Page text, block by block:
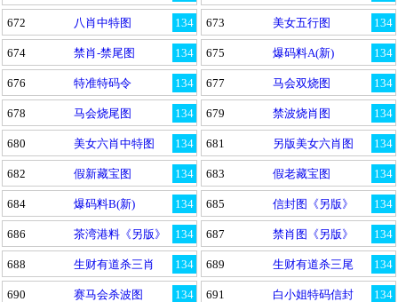
134
672 八肖中特图 134
673 美女五行图
134
674 禁肖-禁尾图 134
675 爆码料A(新)
134
676 特准特码令 134
677 马会双烧图
134
678 马会烧尾图 134
679 禁波烧肖图
134
680 美女六肖中特图 134
681 另版美女六肖图
134
682 假新藏宝图 134
683 假老藏宝图
134
684 爆码料B(新) 134
685 信封图《另版》
134
686 茶湾港料《另版》 134
687 禁肖图《另版》
134
688 生财有道杀三肖 134
689 生财有道杀三尾
134
690 赛马会杀波图 134
691 白小姐特码信封